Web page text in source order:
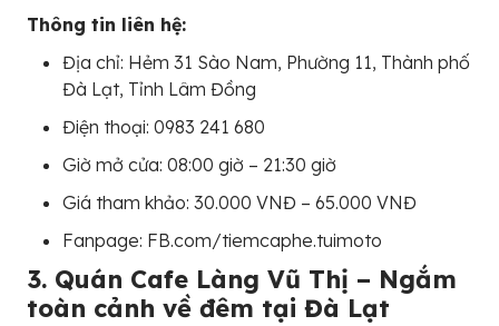
Thông tin liên hệ:
Địa chỉ: Hẻm 31 Sào Nam, Phường 11, Thành phố
Đà Lạt, Tỉnh Lâm Đồng
Điện thoại: 0983 241 680
Giờ mở cửa: 08:00 giờ – 21:30 giờ
Giá tham khảo: 30.000 VNĐ – 65.000 VNĐ
Fanpage: FB.com/tiemcaphe.tuimoto
3. Quán Cafe Làng Vũ Thị – Ngắm
toàn cảnh về đêm tại Đà Lạt